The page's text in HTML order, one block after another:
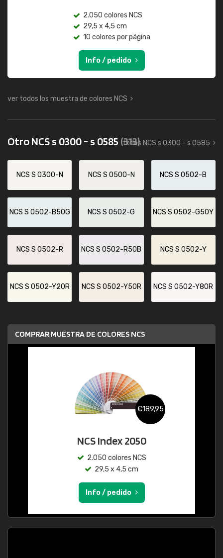
2.050 colores NCS
29,5 x 4,5 cm
10 colores por página
Info / pedido
ver todos los muestra de colores NCS
Otro NCS s 0300 - s 0585 (313)
todos NCS s 0300 - s 0585
NCS S 0300-N NCS S 0500-N NCS S 0502-B
NCS S 0502-B50G NCS S 0502-G NCS S 0502-G50Y
NCS S 0502-R NCS S 0502-R50B NCS S 0502-Y
NCS S 0502-Y20R NCS S 0502-Y50R NCS S 0502-Y80R
COMPRAR MUESTRA DE COLORES NCS
€189,95
NCS Index 2050
2.050 colores NCS
29,5 x 4,5 cm
Info / pedido